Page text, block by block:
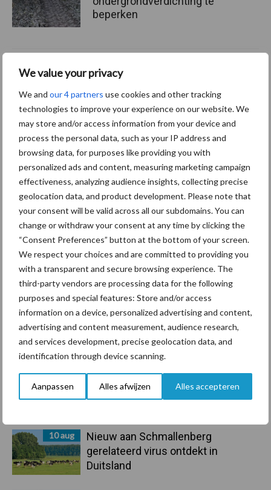
We value your privacy
We and our 4 partners use cookies and other tracking
technologies to improve your experience on our website. We
may store and/or access information from your device and
process the personal data, such as your IP address and
browsing data, for purposes like providing you with
personalized ads and content, measuring marketing campaign
effectiveness, analyzing audience insights, collecting precise
geolocation data, and product development. Please note that
your consent will be valid across all our subdomains. You can
change or withdraw your consent at any time by clicking the
“Consent Preferences” button at the bottom of your screen.
We respect your choices and are committed to providing you
with a transparent and secure browsing experience. The
third-party vendors are processing data for the following
purposes and special features: Store and/or access
information on a device, personalized advertising and content,
advertising and content measurement, audience research,
and services development, precise geolocation data, and
identification through device scanning.
Aanpassen Alles afwijzen Alles accepteren
Primaire
Recent nieuws Partner nieuws
10 aug
Nieuw aan Schmallenberg
gerelateerd virus ontdekt in
Duitsland
beperken
Jaarverslag 2025 Royal A-
ware: omzet groeit,
nettoresultaat daalt
Themapagina's
Diergezondheid Bemesting Fokkerij
Beregening Bijproducten
Toon meer